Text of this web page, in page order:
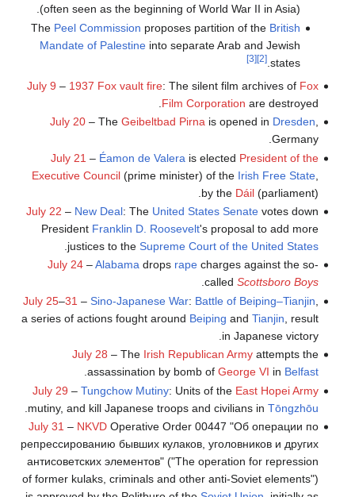
(often seen as the beginning of World War II in Asia).
The Peel Commission proposes partition of the British
Mandate of Palestine into separate Arab and Jewish
states.
[2]
[3]
July 9 – 1937 Fox vault fire: The silent film archives of Fox
Film Corporation are destroyed.
July 20– The Geibeltbad Pirnais opened in Dresden,
Germany.
July 21 – Éamon de Valera is elected President of the
Executive Council(prime minister) of the Irish Free State,
by the Dáil(parliament).
July 22 – New Deal: The United States Senatevotes down
President Franklin D. Roosevelt's proposal to add more
justices to the Supreme Court of the United States
July 24–Alabamadrops rapecharges against the so-
called Scottsboro Boys
.
July 25–31 – Sino-Japanese War: Battle of Beiping–Tianjin
a series of actions fought around Beiping and Tianjin , result
in Japanese victory.
July 28 – The Irish Republican Armyattempts the
assassination by bomb of George VI in Belfast
July 29 – Tungchow Mutiny: Units of the East Hopei Army
mutiny, and kill Japanese troops and civilians in Tōngzhōu
July 31 – NKVDOperative Order 00447 "Об операции по
репрессированию бывших кулаков, уголовников и других
антисоветских элементов" ("The operation for repression
of former kulaks, criminals and other anti-Soviet elements")